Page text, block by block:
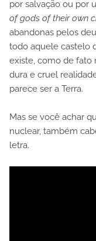
por salvação ou por
of gods of their own
abandonas pelos
todo aquele castelo
existe, como de fato
dura e cruel
parece ser a Terra.
Mas se você achar
nuclear, também
letra.